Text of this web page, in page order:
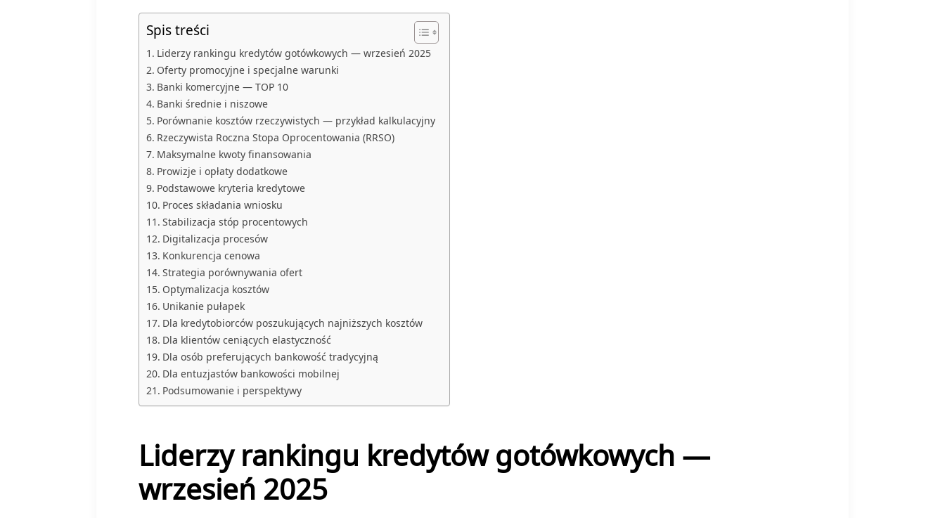
Spis treści
Liderzy rankingu kredytów gotówkowych — wrzesień 2025
Oferty promocyjne i specjalne warunki
Banki komercyjne — TOP 10
Banki średnie i niszowe
Porównanie kosztów rzeczywistych — przykład kalkulacyjny
Rzeczywista Roczna Stopa Oprocentowania (RRSO)
Maksymalne kwoty finansowania
Prowizje i opłaty dodatkowe
Podstawowe kryteria kredytowe
Proces składania wniosku
Stabilizacja stóp procentowych
Digitalizacja procesów
Konkurencja cenowa
Strategia porównywania ofert
Optymalizacja kosztów
Unikanie pułapek
Dla kredytobiorców poszukujących najniższych kosztów
Dla klientów ceniących elastyczność
Dla osób preferujących bankowość tradycyjną
Dla entuzjastów bankowości mobilnej
Podsumowanie i perspektywy
Liderzy rankingu kredytów gotówkowych —
wrzesień 2025